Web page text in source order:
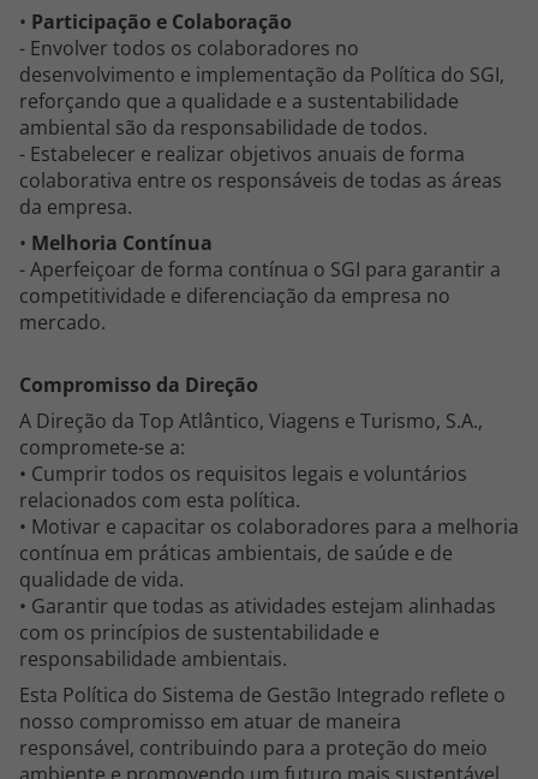
Custo de uma chamada para a rede fixa nacional.
A sua agência de viagens Top Atlântico tem a preocupação de estar
sempre mais perto de si, para maior comodidade e total facilidade
na marcação das suas viagens, tem ainda ao seu dispor o nosso call
center a funcionar todos os dias úteis das 10:00 às 20:00 e Sábado
das 10:00 às 14:00.
topatlantico@topatlantico.com
• Participação e Colaboração
- Envolver todos os colaboradores no
desenvolvimento e implementação da Política do SGI,
reforçando que a qualidade e a sustentabilidade
ambiental são da responsabilidade de todos.
- Estabelecer e realizar objetivos anuais de forma
colaborativa entre os responsáveis de todas as áreas
da empresa.
• Melhoria Contínua
- Aperfeiçoar de forma contínua o SGI para garantir a
competitividade e diferenciação da empresa no
mercado.
Compromisso da Direção
A Direção da Top Atlântico, Viagens e Turismo, S.A.,
compromete-se a:
• Cumprir todos os requisitos legais e voluntários
relacionados com esta política.
• Motivar e capacitar os colaboradores para a melhoria
contínua em práticas ambientais, de saúde e de
qualidade de vida.
• Garantir que todas as atividades estejam alinhadas
com os princípios de sustentabilidade e
responsabilidade ambientais.
Esta Política do Sistema de Gestão Integrado reflete o
nosso compromisso em atuar de maneira
responsável, contribuindo para a proteção do meio